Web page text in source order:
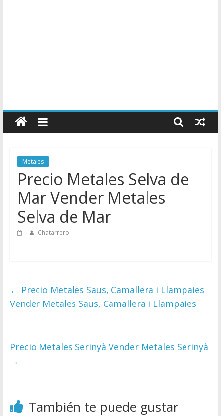
Chatarreros
Precio
de
Chatarra
vender
Chatarra
Metales
Precio Metales Selva de
Mar Vender Metales
Selva de Mar
Chatarrero
← Precio Metales Saus, Camallera i Llampaies
Vender Metales Saus, Camallera i Llampaies
Precio Metales Serinyà Vender Metales Serinyà
→
También te puede gustar